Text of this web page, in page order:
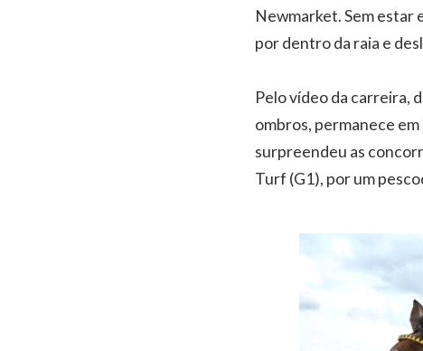
Newmarket. Sem estar
por dentro da raia e
Pelo vídeo da carreira,
ombros, permanece
surpreendeu as
Turf (G1), por um